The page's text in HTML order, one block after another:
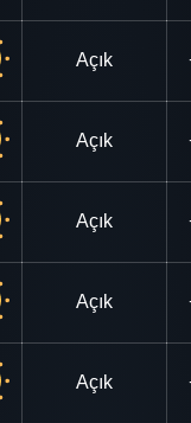
Açık
Açık
Açık
Açık
Açık